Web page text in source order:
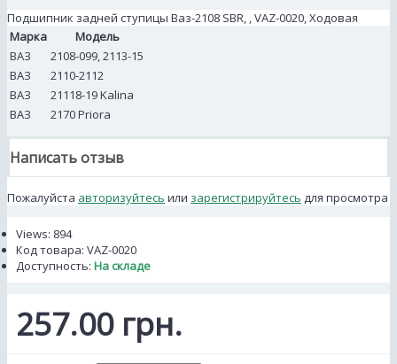
Подшипник задней ступицы Ваз-2108 SBR, , VAZ-0020, Ходовая
Марка
Модель
ВАЗ
2108-099, 2113-15
ВАЗ
2110-2112
ВАЗ
21118-19 Kalina
ВАЗ
2170 Priora
Написать отзыв
Пожалуйста авторизуйтесь или зарегистрируйтесь для просмотра
Views: 894
Код товара: VAZ-0020
Доступность: На складе
257.00 грн.